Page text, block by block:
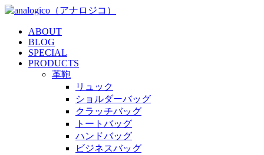
ABOUT
BLOG
SPECIAL
PRODUCTS
革鞄
リュック
ショルダーバッグ
クラッチバッグ
トートバッグ
ハンドバッグ
ビジネスバッグ